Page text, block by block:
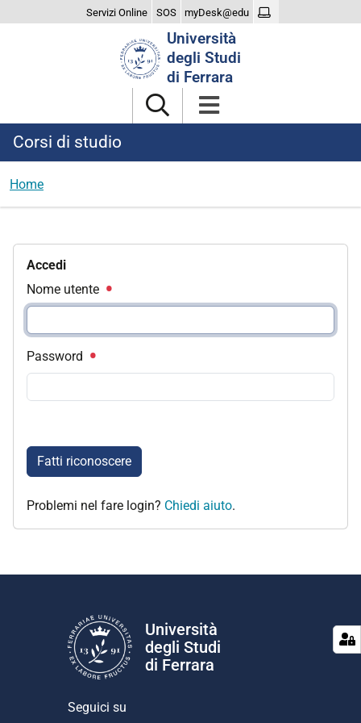
Servizi Online SOS myDesk@edu
Università
degli Studi
di Ferrara
Corsi di studio
Home
Accedi
Nome utente
Password
Fatti riconoscere
Problemi nel fare login? Chiedi aiuto.
Università
degli Studi
di Ferrara
Seguici su